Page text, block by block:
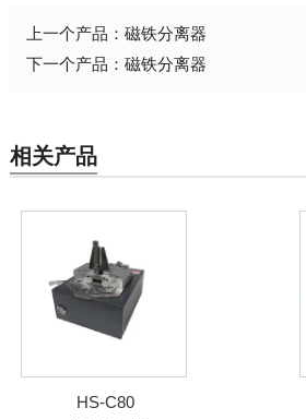
上一个产品： 磁铁分离器
下一个产品： 磁铁分离器
相关产品
HS-C80